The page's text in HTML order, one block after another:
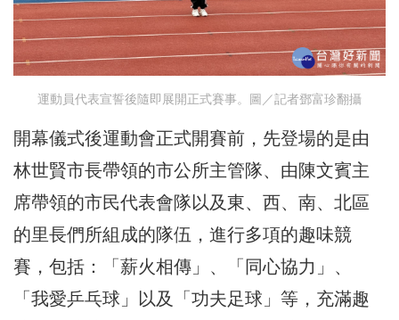
運動員代表宣誓後隨即展開正式賽事。圖／記者鄧富珍翻攝
開幕儀式後運動會正式開賽前，先登場的是由
林世賢市長帶領的市公所主管隊、由陳文賓主
席帶領的市民代表會隊以及東、西、南、北區
的里長們所組成的隊伍，進行多項的趣味競
賽，包括：「薪火相傳」、「同心協力」、
「我愛乒乓球」以及「功夫足球」等，充滿趣